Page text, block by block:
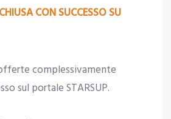
CON SUCCESSO SU
complessivamente
sul portale STARSUP.